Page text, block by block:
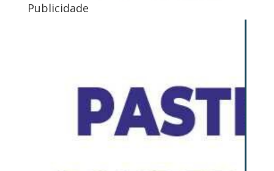
Publicidade